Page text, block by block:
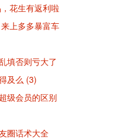
花生有返利啦
上多多暴富车
填否则亏大了
及么 (3)
级会员的区别
圈话术大全